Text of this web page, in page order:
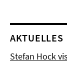
AKTUELLES
Stefan Hock